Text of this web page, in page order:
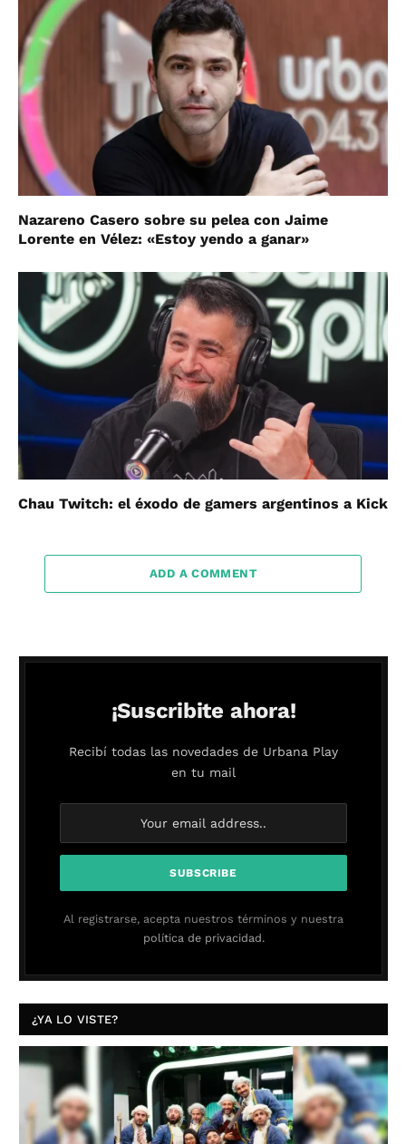
Nazareno Casero sobre su pelea con Jaime
Lorente en Vélez: «Estoy yendo a ganar»
Chau Twitch: el éxodo de gamers argentinos a Kick
ADD A COMMENT
¡Suscribite ahora!
Recibí todas las novedades de Urbana Play
en tu mail
Al registrarse, acepta nuestros términos y nuestra
política de privacidad.
¿YA LO VISTE?